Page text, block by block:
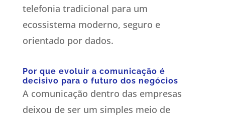
telefonia tradicional para um
ecossistema moderno, seguro e
orientado por dados.
Por que evoluir a comunicação é
decisivo para o futuro dos negócios
A comunicação dentro das empresas
deixou de ser um simples meio de